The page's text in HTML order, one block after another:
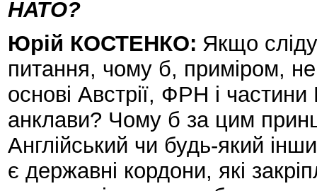
НАТО?
Юрій КОСТЕНКО: Якщо
питання, чому б, приміром,
основі Австрії, ФРН і
анклави? Чому б за цим
Англійський чи будь-який
є державні кордони, які